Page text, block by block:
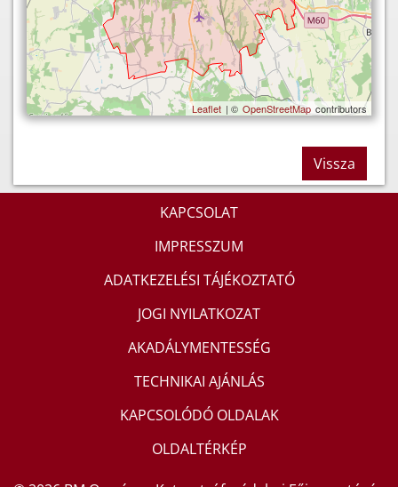
Leaflet | © OpenStreetMap contributors
Vissza
KAPCSOLAT
IMPRESSZUM
ADATKEZELÉSI TÁJÉKOZTATÓ
JOGI NYILATKOZAT
AKADÁLYMENTESSÉG
TECHNIKAI AJÁNLÁS
KAPCSOLÓDÓ OLDALAK
OLDALTÉRKÉP